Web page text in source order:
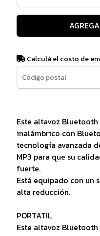
Calculá el costo de
Este altavoz
inalámbrico con
tecnología avanzada
MP3 para que su
fuerte.
Está equipado con un
alta reducción.
PORTATIL
Este altavoz